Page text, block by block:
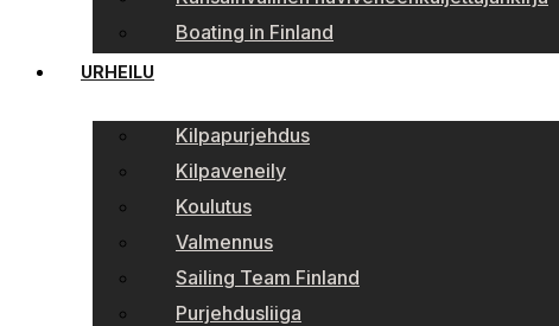
Boating in Finland
URHEILU
Kilpapurjehdus
Kilpaveneily
Koulutus
Valmennus
Sailing Team Finland
Purjehdusliiga